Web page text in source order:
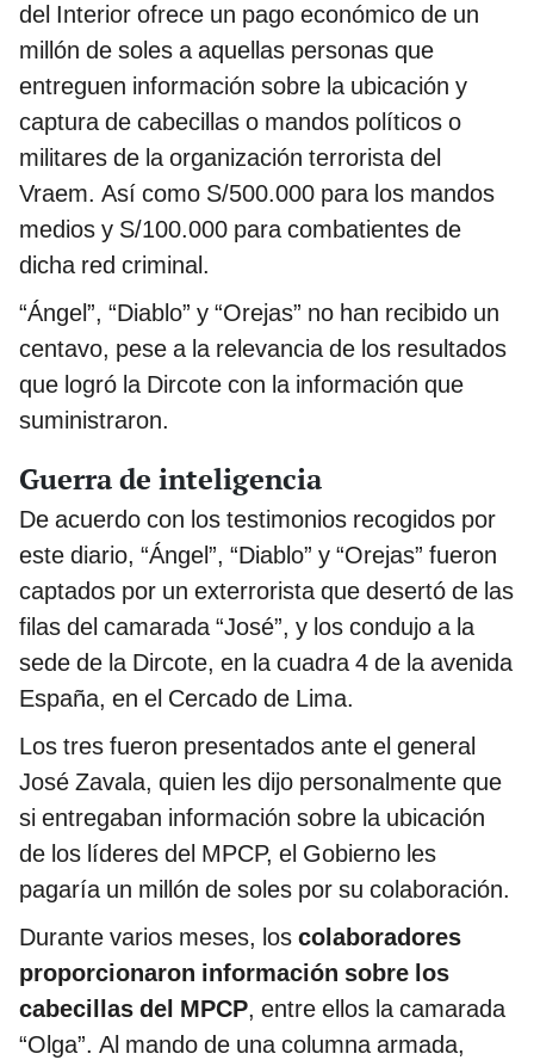
del Interior ofrece un pago económico de un
millón de soles a aquellas personas que
entreguen información sobre la ubicación y
captura de cabecillas o mandos políticos o
militares de la organización terrorista del
Vraem. Así como S/500.000 para los mandos
medios y S/100.000 para combatientes de
dicha red criminal.
“Ángel”, “Diablo” y “Orejas” no han recibido un
centavo, pese a la relevancia de los resultados
que logró la Dircote con la información que
suministraron.
Guerra de inteligencia
De acuerdo con los testimonios recogidos por
este diario, “Ángel”, “Diablo” y “Orejas” fueron
captados por un exterrorista que desertó de las
filas del camarada “José”, y los condujo a la
sede de la Dircote, en la cuadra 4 de la avenida
España, en el Cercado de Lima.
Los tres fueron presentados ante el general
José Zavala, quien les dijo personalmente que
si entregaban información sobre la ubicación
de los líderes del MPCP, el Gobierno les
pagaría un millón de soles por su colaboración.
Durante varios meses, los colaboradores
proporcionaron información sobre los
cabecillas del MPCP, entre ellos la camarada
“Olga”. Al mando de una columna armada,